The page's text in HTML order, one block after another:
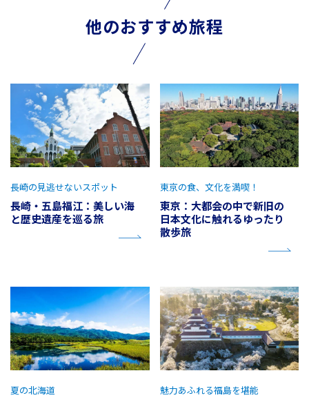
他のおすすめ旅程
長崎・五島福江：美しい海
と歴史遺産を巡る旅
長崎の見逃せないスポット
東京：大都会の中で新旧の
日本文化に触れるゆったり
散歩旅
東京の食、文化を満喫！
夏の北海道 魅力あふれる福島を堪能